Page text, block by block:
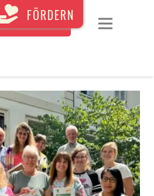
FÖRDERN